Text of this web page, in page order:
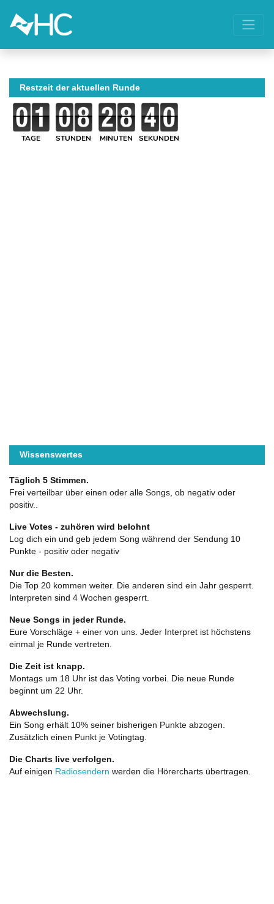
Restzeit der aktuellen Runde
TAGE STUNDEN MINUTEN SEKUNDEN
Wissenswertes
Täglich 5 Stimmen.
Frei verteilbar über einen oder alle Songs, ob negativ oder
positiv..
Live Votes - zuhören wird belohnt
Log dich ein und geb jedem Song während der Sendung 10
Punkte - positiv oder negativ
Nur die Besten.
Die Top 20 kommen weiter. Die anderen sind ein Jahr gesperrt.
Interpreten sind 4 Wochen gesperrt.
Neue Songs in jeder Runde.
Eure Vorschläge + einer von uns. Jeder Interpret ist höchstens
einmal je Runde vertreten.
Die Zeit ist knapp.
Montags um 18 Uhr ist das Voting vorbei. Die neue Runde
beginnt um 22 Uhr.
Abwechslung.
Ein Song erhält 10% seiner bisherigen Punkte abzogen.
Zusätzlich einen Punkt je Votingtag.
Die Charts live verfolgen.
Auf einigen Radiosendern werden die Hörercharts übertragen.